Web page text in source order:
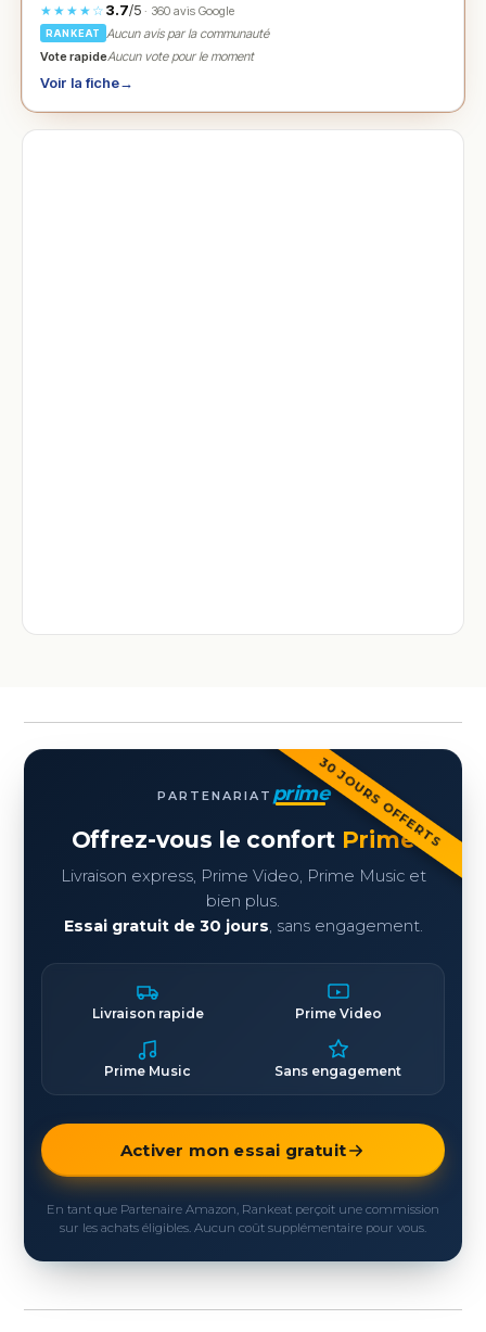
★★★★☆ 3.7/5· 360 avis Google
RANKEAT
Aucun avis par la communauté
Vote rapideAucun vote pour le moment
Voir la fiche→
30 JOURS OFFERTS
PARTENARIAT prime
Offrez-vous le confort Prime
Livraison express, Prime Video, Prime Music et
bien plus.
Essai gratuit de 30 jours, sans engagement.
Livraison rapide Prime Video
Prime Music Sans engagement
Activer mon essai gratuit
En tant que Partenaire Amazon, Rankeat perçoit une commission
sur les achats éligibles. Aucun coût supplémentaire pour vous.